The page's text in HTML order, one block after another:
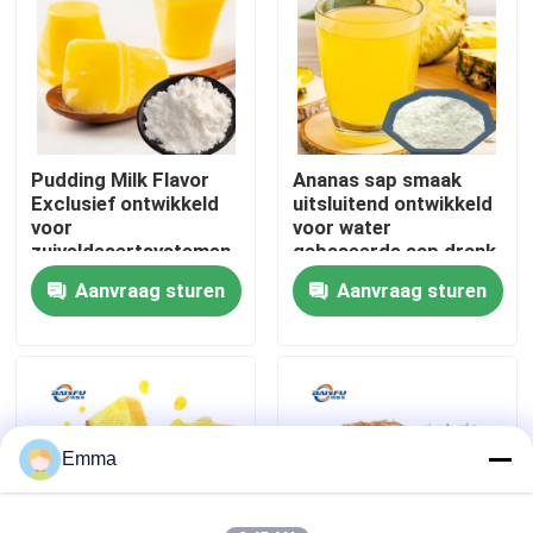
VR-show
Over ons
Fabriekstocht
Kwaliteitscontrole
Nieuws
Pudding Milk Flavor
Exclusief ontwikkeld
voor
zuiveldesertsystemen
zoals puddingmousse
en melkgele met een
zachte melkverbinding
Aanvraag sturen
Ananas sap smaak
uitsluitend ontwikkeld
voor water
gebaseerde sap drank
systemen met een
hoog wateroplosbare
heldere formule het
sappige zuur-zoete
Aanvraag sturen
Emma